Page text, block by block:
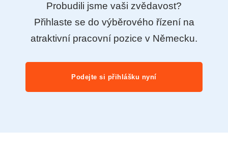
Probudili jsme vaši zvědavost?
Přihlaste se do výběrového řízení na
atraktivní pracovní pozice v Německu.
Podejte si přihlášku nyní